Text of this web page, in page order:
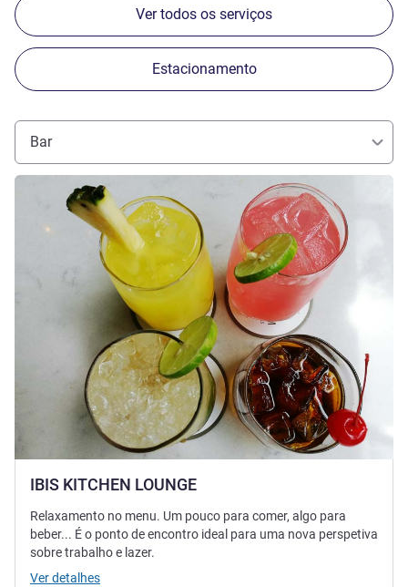
Ver todos os serviços
Estacionamento
Bar
IBIS KITCHEN LOUNGE
Ver detalhes
Relaxamento no menu. Um pouco para comer, algo para
beber... É o ponto de encontro ideal para uma nova perspetiva
sobre trabalho e lazer.
Ver detalhes